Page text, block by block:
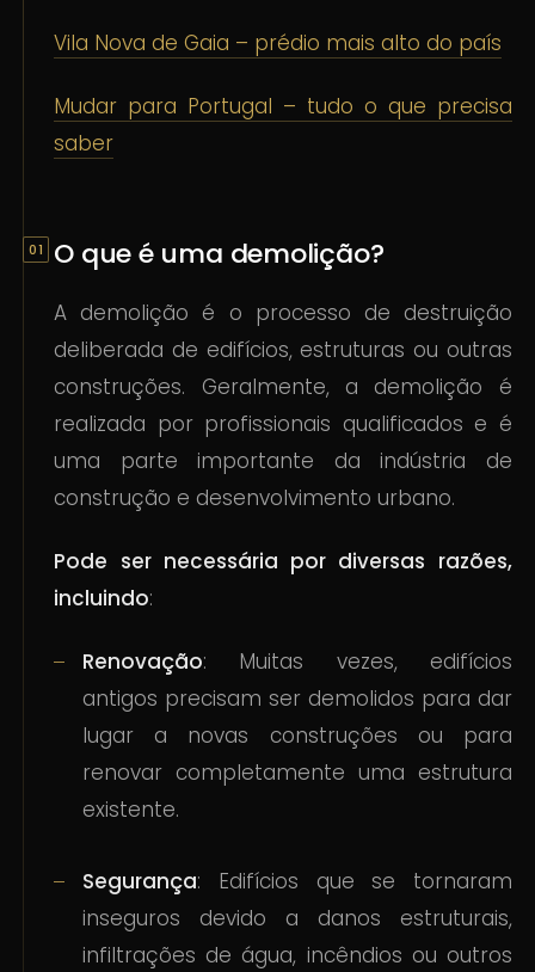
Vila Nova de Gaia – prédio mais alto do país
Mudar para Portugal – tudo o que precisa
saber
O que é uma demolição?
A demolição é o processo de destruição
deliberada de edifícios, estruturas ou outras
construções. Geralmente, a demolição é
realizada por profissionais qualificados e é
uma parte importante da indústria de
construção e desenvolvimento urbano.
Pode ser necessária por diversas razões,
incluindo:
Renovação: Muitas vezes, edifícios
antigos precisam ser demolidos para dar
lugar a novas construções ou para
renovar completamente uma estrutura
existente.
Segurança: Edifícios que se tornaram
inseguros devido a danos estruturais,
infiltrações de água, incêndios ou outros